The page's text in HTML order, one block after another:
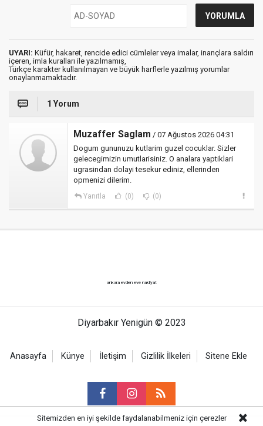
UYARI: Küfür, hakaret, rencide edici cümleler veya imalar, inançlara saldırı
içeren, imla kuralları ile yazılmamış,
Türkçe karakter kullanılmayan ve büyük harflerle yazılmış yorumlar
onaylanmamaktadır.
1 Yorum
Muzaffer Saglam / 07 Ağustos 2026 04:31
Dogum gununuzu kutlarim guzel cocuklar. Sizler
gelecegimizin umutlarisiniz. O analara yaptiklari
ugrasindan dolayi tesekur ediniz, ellerinden
opmenizi dilerim.
Yanıtla (0) (0)
ankara evden eve nakliyat
Diyarbakır Yenigün © 2023
Anasayfa Künye İletişim Gizlilik İlkeleri Sitene Ekle
Sitemizden en iyi şekilde faydalanabilmeniz için çerezler